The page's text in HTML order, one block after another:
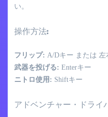
い。
操作方法:
フリップ: A/Dキー または 左
武器を投げる: Enterキー
ニトロ使用: Shiftキー
アドベンチャー・ドライ